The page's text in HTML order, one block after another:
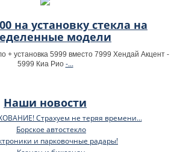
на установку стекла на
модели
+ установка 5999 вместо 7999 Хендай Акцент -
5999 Киа Рио -...
Наши новости
Страхуем не теряя времени...
Борское автостекло
и парковочные радары!